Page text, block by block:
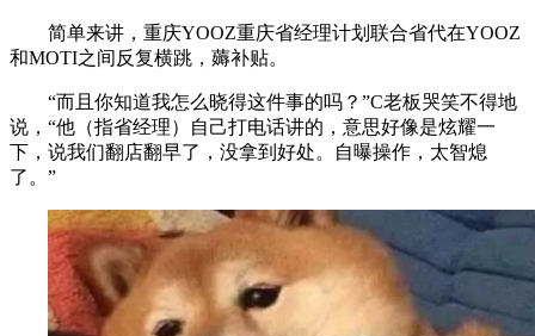
简单来讲，重庆YOOZ重庆省经理计划联合省代在YOOZ
和MOTI之间反复横跳，薅补贴。
“而且你知道我怎么晓得这件事的吗？”C老板哭笑不得地
说，“他（指省经理）自己打电话讲的，意思好像是炫耀一
下，说我们翻店翻早了，没拿到好处。自曝操作，太智熄
了。”